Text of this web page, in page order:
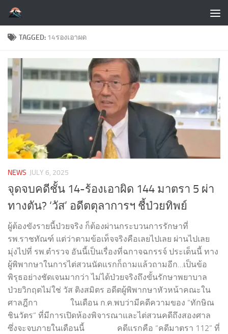
Skip to content
TAGGED: 14รองเอาผด
NEWS JULY 6, 2025
จุดจบคดีชั้น 14-ร้องเอาผิด 144 มาตรา 5 ผ่า
ทางตัน? ‘วัส’ อดีตตุลาการฯ ชี้ป่วยทิพย์
ผู้ต้องขังรายนี้ป่วยจริง ก็ต้องผ่านกระบวนการรักษาที่
รพ.ราชทัณฑ์ แต่ว่าตามข้อเท็จจริงคือเลยไปเลย ผ่านไปเลย
มุ่งไปที่ รพ.ตำรวจ อันนี้เป็นเรื่องที่ฉกาจฉกรรจ์ ประเด็นนี้ ทาง
ผู้พิพากษาในการไต่สวนนัดแรกก็ถามแล้วถามอีก…เป็นข้อ
พิรุธอย่างชัดเจนมากว่า ไม่ได้ป่วยจริงถึงขั้นรักษาพยาบาล
ป่วยวิกฤตไม่ใช่ วัส ติงสมิตร อดีตผู้พิพากษาหัวหน้าคณะใน
ศาลฎีกา ในเดือน ก.ค.พบว่ามีคดีความของ “ทักษิณ
ชินวัตร” ที่มีการเปิดห้องพิจารณาและไต่สวนคดีถึงสองศาล
ซึ่งจะจบภายในเดือนนี้ คดีแรกคือ “คดีมาตรา 112” ที่